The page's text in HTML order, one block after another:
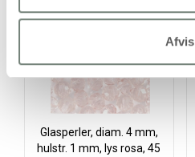
Afvis
Glasperler, diam. 4 mm,
hulstr. 1 mm, lys rosa, 45